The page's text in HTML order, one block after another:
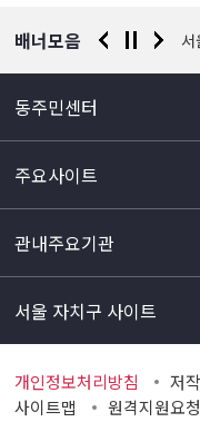
배너모음
찰청 유실물 통합포털
동주민센터
주요사이트
관내주요기관
서울 자치구 사이트
개인정보처리방침 저
사이트맵
원격지원요청